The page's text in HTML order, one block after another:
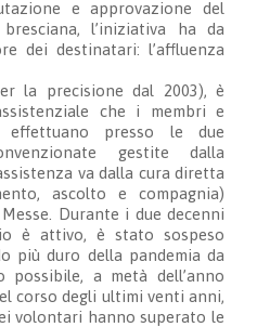
e approvazione del
l’iniziativa ha da
dei destinatari: l’affluenza
la precisione dal 2003), è
che i membri e
effettuano presso le due
gestite dalla
va dalla cura diretta
ascolto e compagnia)
Durante i due decenni
è attivo, è stato sospeso
più duro della pandemia da
a metà dell’anno
corso degli ultimi venti anni,
volontari hanno superato le